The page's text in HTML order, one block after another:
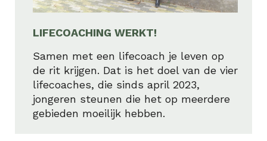
LIFECOACHING WERKT!
Samen met een lifecoach je leven op
de rit krijgen. Dat is het doel van de vier
lifecoaches, die sinds april 2023,
jongeren steunen die het op meerdere
gebieden moeilijk hebben.